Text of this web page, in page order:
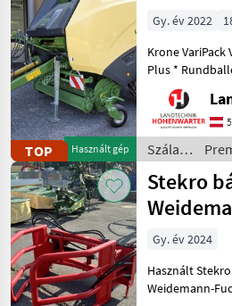
TOP Használt gép
(26119)
Gy. év 2022
Krone VariPack
Plus *
mit variabler
Ballenkammer
Schneidwerk *
am Zähler +
Gelenkwelle +
26
betakarítók
/ Krone
Stekro
Fuchs
Gy. év 2024
Használt
Weidemann-